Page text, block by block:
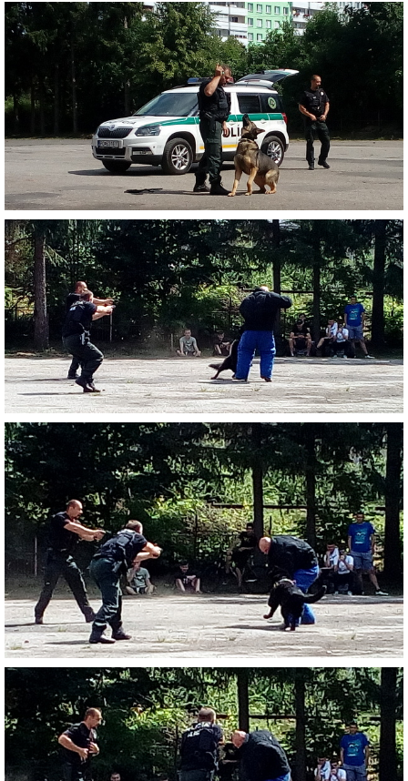
GDPR
REGISTRATÚRNY PLÁN MŠ
VOĽNÉ PRACOVNÉ MIESTO
AKTUALIZAČNÉ VZDELÁVANIE
ZÁBAVNÉ UČENIE DOMA
VIDEO ALBUM
COVID-19
ZÁPISNICE
© 2026 eStránky.sk